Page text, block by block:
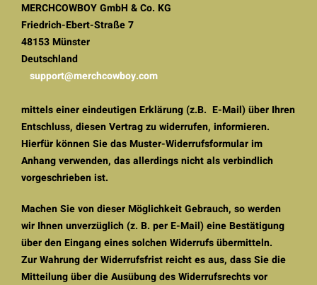
MERCHCOWBOY GmbH & Co. KG
Friedrich-Ebert-Straße 7
48153 Münster
Deutschland
support@merchcowboy.com
mittels einer eindeutigen Erklärung (z.B. E-Mail) über Ihren
Entschluss, diesen Vertrag zu widerrufen, informieren.
Hierfür können Sie das Muster-Widerrufsformular im
Anhang verwenden, das allerdings nicht als verbindlich
vorgeschrieben ist.
Machen Sie von dieser Möglichkeit Gebrauch, so werden
wir Ihnen unverzüglich (z. B. per E-Mail) eine Bestätigung
über den Eingang eines solchen Widerrufs übermitteln.
Zur Wahrung der Widerrufsfrist reicht es aus, dass Sie die
Mitteilung über die Ausübung des Widerrufsrechts vor